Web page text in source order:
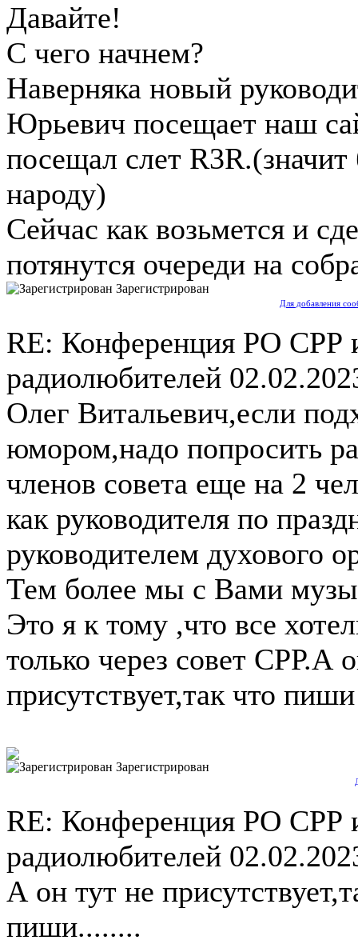
Давайте!
С чего начнем?
Наверняка новый
Юрьевич посещает наш
посещал слет
народу)
Сейчас как возьмется и
потянутся очереди на
Зарегистрирован
Для добавления
RE: Конференция РО СРР
радиолюбителей
Олег Витальевич,если
юмором,надо попросить
членов совета еще на 2
как руководителя по
руководителем духового
Тем более мы с Вами
Это я к тому ,что все
только через совет СРР.А
присутствует,так что
Зарегистрирован
RE: Конференция РО СРР
радиолюбителей
А он тут не
пиши........